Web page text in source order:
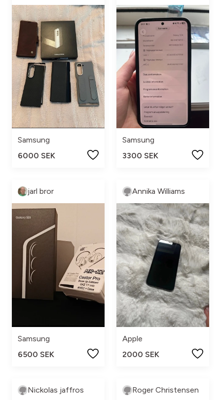
Samsung
6000 SEK
Samsung
3300 SEK
jarl bror
Samsung
6500 SEK
Annika Williams
Apple
2000 SEK
Nickolas jaffros Roger Christensen